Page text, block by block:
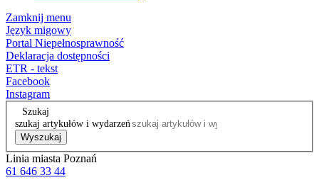
Zamknij menu
Język migowy
Portal Niepełnosprawność
Deklaracja dostępności
ETR - tekst
Facebook
Instagram
Szukaj
szukaj artykułów i wydarzeń
Wyszukaj
Linia miasta Poznań
61 646 33 44